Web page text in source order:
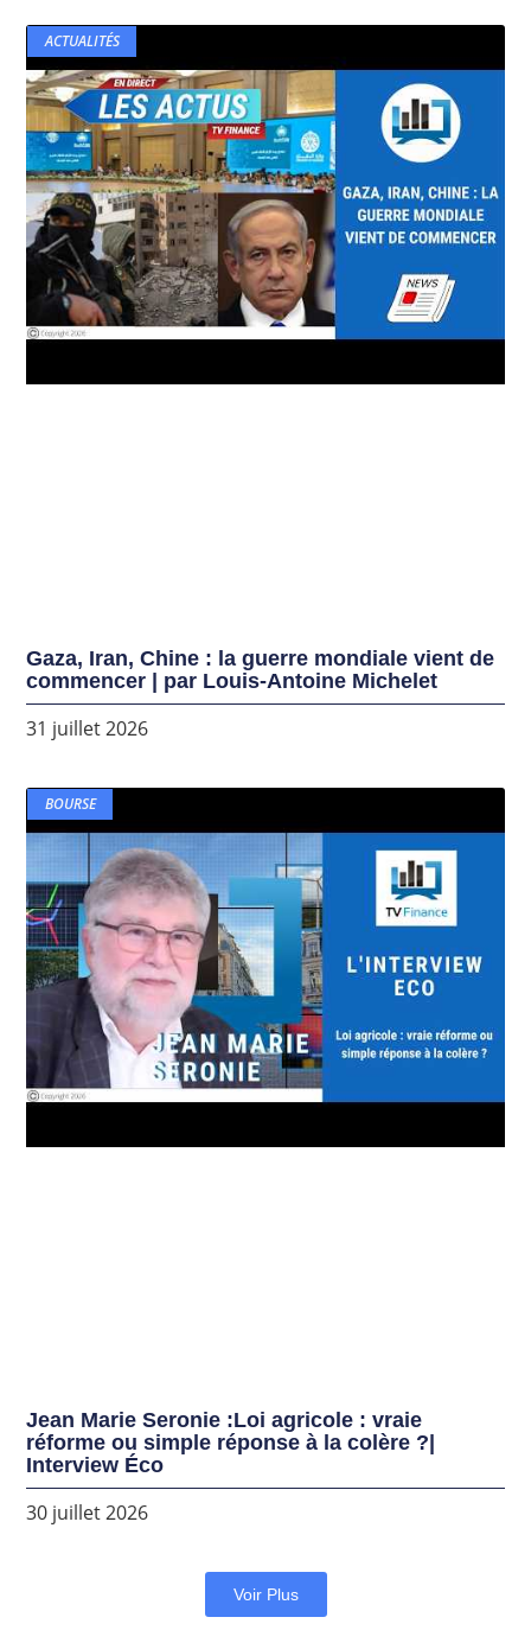
ACTUALITÉS
Gaza, Iran, Chine : la guerre mondiale vient de
commencer | par Louis-Antoine Michelet
31 juillet 2026
BOURSE
Jean Marie Seronie :Loi agricole : vraie
réforme ou simple réponse à la colère ?|
Interview Éco
30 juillet 2026
Voir Plus